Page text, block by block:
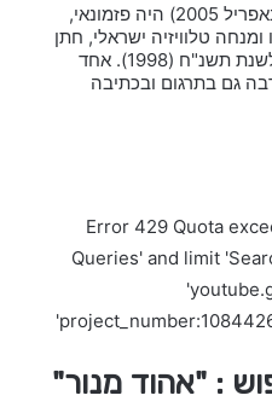
(13 ביולי 1941 – 12 באפריל 2005) היה פזמונאי,
טלוויזיה ישראלי, חתן
פרס ישראל בתחום הזמר העברי לשנת תשנ"ח (1998). אחד
גם בתרגום ובכתיבה
Error 429 Quota
Queries' and limit
: "אהוד מנור"